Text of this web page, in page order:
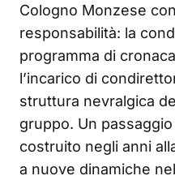
Cologno Monzese
responsabilità: la
programma di
l’incarico di
struttura nevralgica
gruppo. Un
costruito negli anni
a nuove dinamiche